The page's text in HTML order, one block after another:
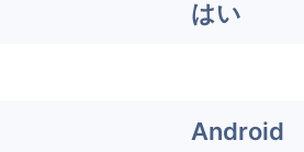
はい
Android